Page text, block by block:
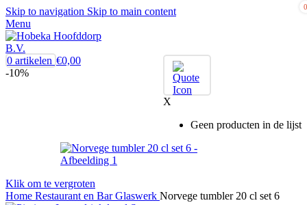
Skip to navigation Skip to main content
Menu
0
X
Geen producten in de lijst
0 artikelen €0,00
-10%
Klik om te vergroten
Home Restaurant en BarGlaswerk Norvege tumbler 20 cl set 6